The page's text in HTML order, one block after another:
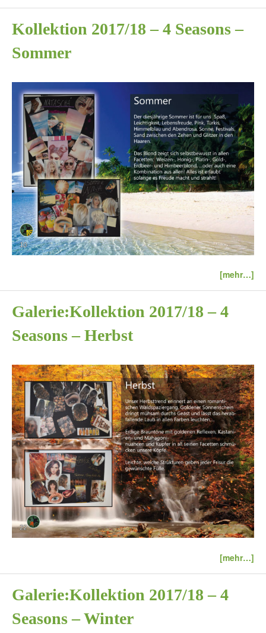
Kollektion 2017/18 – 4 Seasons –
Sommer
[mehr…]
Galerie:Kollektion 2017/18 – 4
Seasons – Herbst
[mehr…]
Galerie:Kollektion 2017/18 – 4
Seasons – Winter